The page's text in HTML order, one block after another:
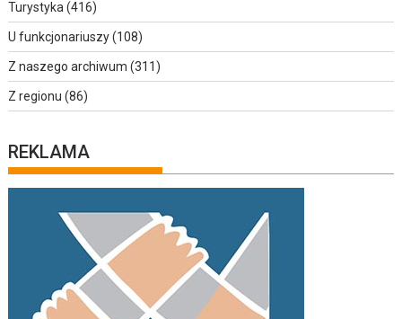
Turystyka(416)
U funkcjonariuszy(108)
Z naszego archiwum (311)
Z regionu (86)
REKLAMA